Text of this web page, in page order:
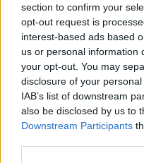
section to confirm your
opt-out request is
interest-based ads based
us or personal information
your opt-out. You may
disclosure of your
IAB’s list of downstream
also be disclosed by us to
Downstream Participants
kaikenlaista
sisäkirpputori ja
ravintoloita.